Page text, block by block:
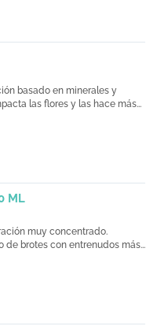
basado en minerales y
las flores y las hace más...
ML
muy concentrado.
de brotes con entrenudos más...